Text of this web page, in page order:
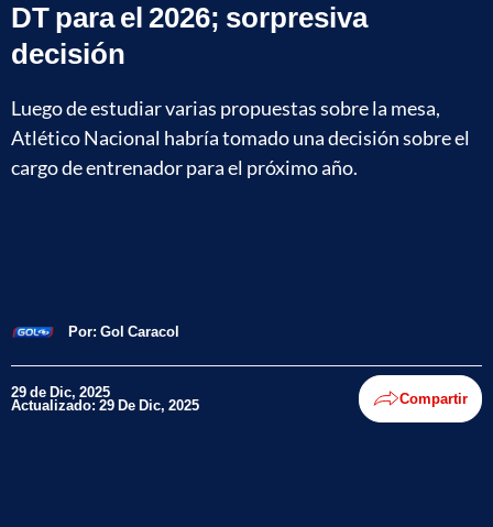
DT para el 2026; sorpresiva
decisión
Luego de estudiar varias propuestas sobre la mesa,
Atlético Nacional habría tomado una decisión sobre el
cargo de entrenador para el próximo año.
Por: Gol Caracol
29 de Dic, 2025
Actualizado: 29 De Dic, 2025 Compartir